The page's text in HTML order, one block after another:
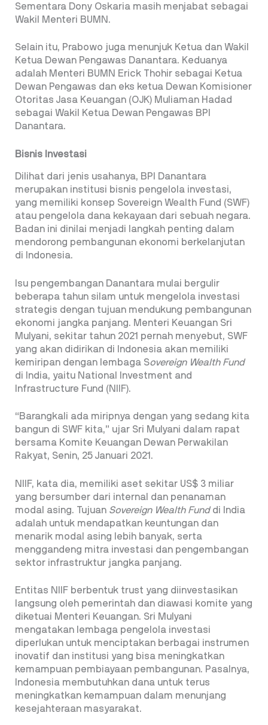
Sementara Dony Oskaria masih menjabat sebagai
Wakil Menteri BUMN.
Selain itu, Prabowo juga menunjuk Ketua dan Wakil
Ketua Dewan Pengawas Danantara. Keduanya
adalah Menteri BUMN Erick Thohir sebagai Ketua
Dewan Pengawas dan eks ketua Dewan Komisioner
Otoritas Jasa Keuangan (OJK) Muliaman Hadad
sebagai Wakil Ketua Dewan Pengawas BPI
Danantara.
Bisnis Investasi
Dilihat dari jenis usahanya, BPI Danantara
merupakan institusi bisnis pengelola investasi,
yang memiliki konsep Sovereign Wealth Fund (SWF)
atau pengelola dana kekayaan dari sebuah negara.
Badan ini dinilai menjadi langkah penting dalam
mendorong pembangunan ekonomi berkelanjutan
di Indonesia.
Isu pengembangan Danantara mulai bergulir
beberapa tahun silam untuk mengelola investasi
strategis dengan tujuan mendukung pembangunan
ekonomi jangka panjang. Menteri Keuangan Sri
Mulyani, sekitar tahun 2021 pernah menyebut, SWF
yang akan didirikan di Indonesia akan memiliki
kemiripan dengan lembaga Sovereign Wealth Fund
di India, yaitu National Investment and
Infrastructure Fund (NIIF).
“Barangkali ada miripnya dengan yang sedang kita
bangun di SWF kita,” ujar Sri Mulyani dalam rapat
bersama Komite Keuangan Dewan Perwakilan
Rakyat, Senin, 25 Januari 2021.
NIIF, kata dia, memiliki aset sekitar US$ 3 miliar
yang bersumber dari internal dan penanaman
modal asing. Tujuan Sovereign Wealth Fund di India
adalah untuk mendapatkan keuntungan dan
menarik modal asing lebih banyak, serta
menggandeng mitra investasi dan pengembangan
sektor infrastruktur jangka panjang.
Entitas NIIF berbentuk trust yang diinvestasikan
langsung oleh pemerintah dan diawasi komite yang
diketuai Menteri Keuangan. Sri Mulyani
mengatakan lembaga pengelola investasi
diperlukan untuk menciptakan berbagai instrumen
inovatif dan institusi yang bisa meningkatkan
kemampuan pembiayaan pembangunan. Pasalnya,
Indonesia membutuhkan dana untuk terus
meningkatkan kemampuan dalam menunjang
kesejahteraan masyarakat.